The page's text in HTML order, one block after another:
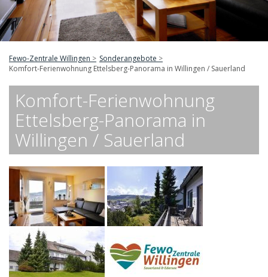
Fewo-Zentrale Willingen
Sonderangebote
Komfort-Ferienwohnung Ettelsberg-Panorama in Willingen / Sauerland
Komfort-Ferienwohnung
Ettelsberg-Panorama in
Willingen / Sauerland